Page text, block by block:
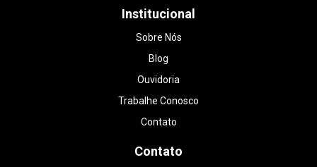
Institucional
Sobre Nós
Blog
Ouvidoria
Trabalhe Conosco
Contato
Contato